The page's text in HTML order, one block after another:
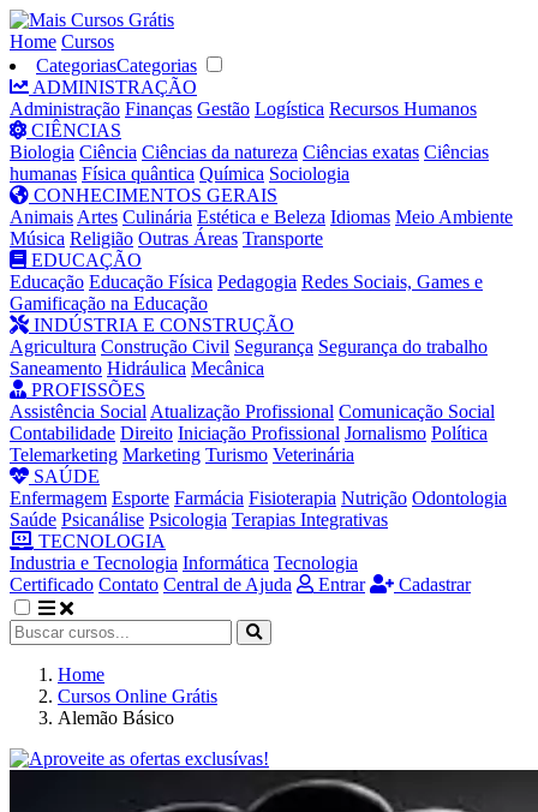
Home Cursos
CategoriasCategorias
ADMINISTRAÇÃO
Administração Finanças Gestão Logística Recursos Humanos
CIÊNCIAS
Biologia Ciência Ciências da natureza Ciências exatas Ciências
humanas Física quântica Química Sociologia
CONHECIMENTOS GERAIS
Animais Artes Culinária Estética e Beleza Idiomas Meio Ambiente
Música Religião Outras Áreas Transporte
EDUCAÇÃO
Educação Educação Física Pedagogia Redes Sociais, Games e
Gamificação na Educação
INDÚSTRIA E CONSTRUÇÃO
Agricultura Construção Civil Segurança Segurança do trabalho
Saneamento Hidráulica Mecânica
PROFISSÕES
Assistência Social Atualização Profissional Comunicação Social
Contabilidade Direito Iniciação Profissional Jornalismo Política
Telemarketing Marketing Turismo Veterinária
SAÚDE
Enfermagem Esporte Farmácia Fisioterapia Nutrição Odontologia
Saúde Psicanálise Psicologia Terapias Integrativas
TECNOLOGIA
Industria e Tecnologia Informática Tecnologia
Certificado Contato Central de Ajuda Entrar Cadastrar
Home
Cursos Online Grátis
Alemão Básico